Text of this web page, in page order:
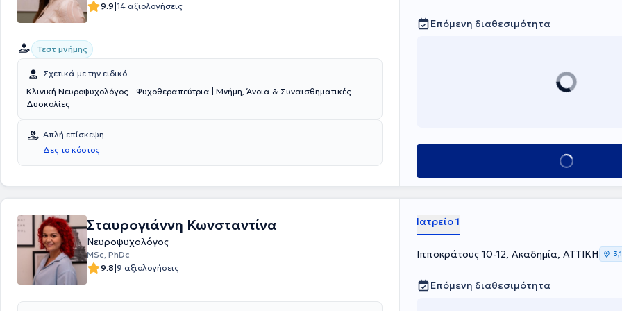
9.9|14 αξιολογήσεις
Τεστ μνήμης
Σχετικά με την ειδικό
Κλινική Νευροψυχολόγος - Ψυχοθεραπεύτρια | Μνήμη, Άνοια & Συναισθηματικές
Δυσκολίες
Απλή επίσκεψη
Δες το κόστος
Επόμενη διαθεσιμότητα
Κλείσε ραντεβού
Σταυρογιάννη Κωνσταντίνα
Νευροψυχολόγος
MSc, PhDc
9.8|9 αξιολογήσεις
Ιατρείο 1
Ιπποκράτους 10-12, Ακαδημία, ΑΤΤΙΚΗ
Επόμενη διαθεσιμότητα